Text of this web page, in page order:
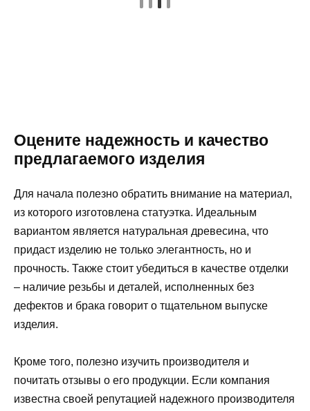
Оцените надежность и качество
предлагаемого изделия
Для начала полезно обратить внимание на материал,
из которого изготовлена статуэтка. Идеальным
вариантом является натуральная древесина, что
придаст изделию не только элегантность, но и
прочность. Также стоит убедиться в качестве отделки
– наличие резьбы и деталей, исполненных без
дефектов и брака говорит о тщательном выпуске
изделия.
Кроме того, полезно изучить производителя и
почитать отзывы о его продукции. Если компания
известна своей репутацией надежного производителя